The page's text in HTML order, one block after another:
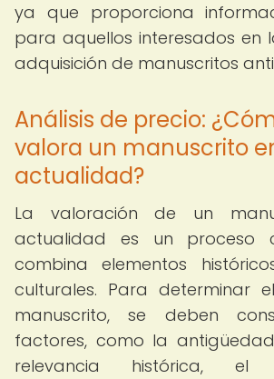
ya que proporciona
para aquellos interesados en
adquisición de manuscritos
Análisis de precio:
valora un manuscrito
actualidad?
La valoración de un
actualidad es un proceso
combina elementos
culturales. Para determinar
manuscrito, se deben
factores, como la
relevancia histórica,